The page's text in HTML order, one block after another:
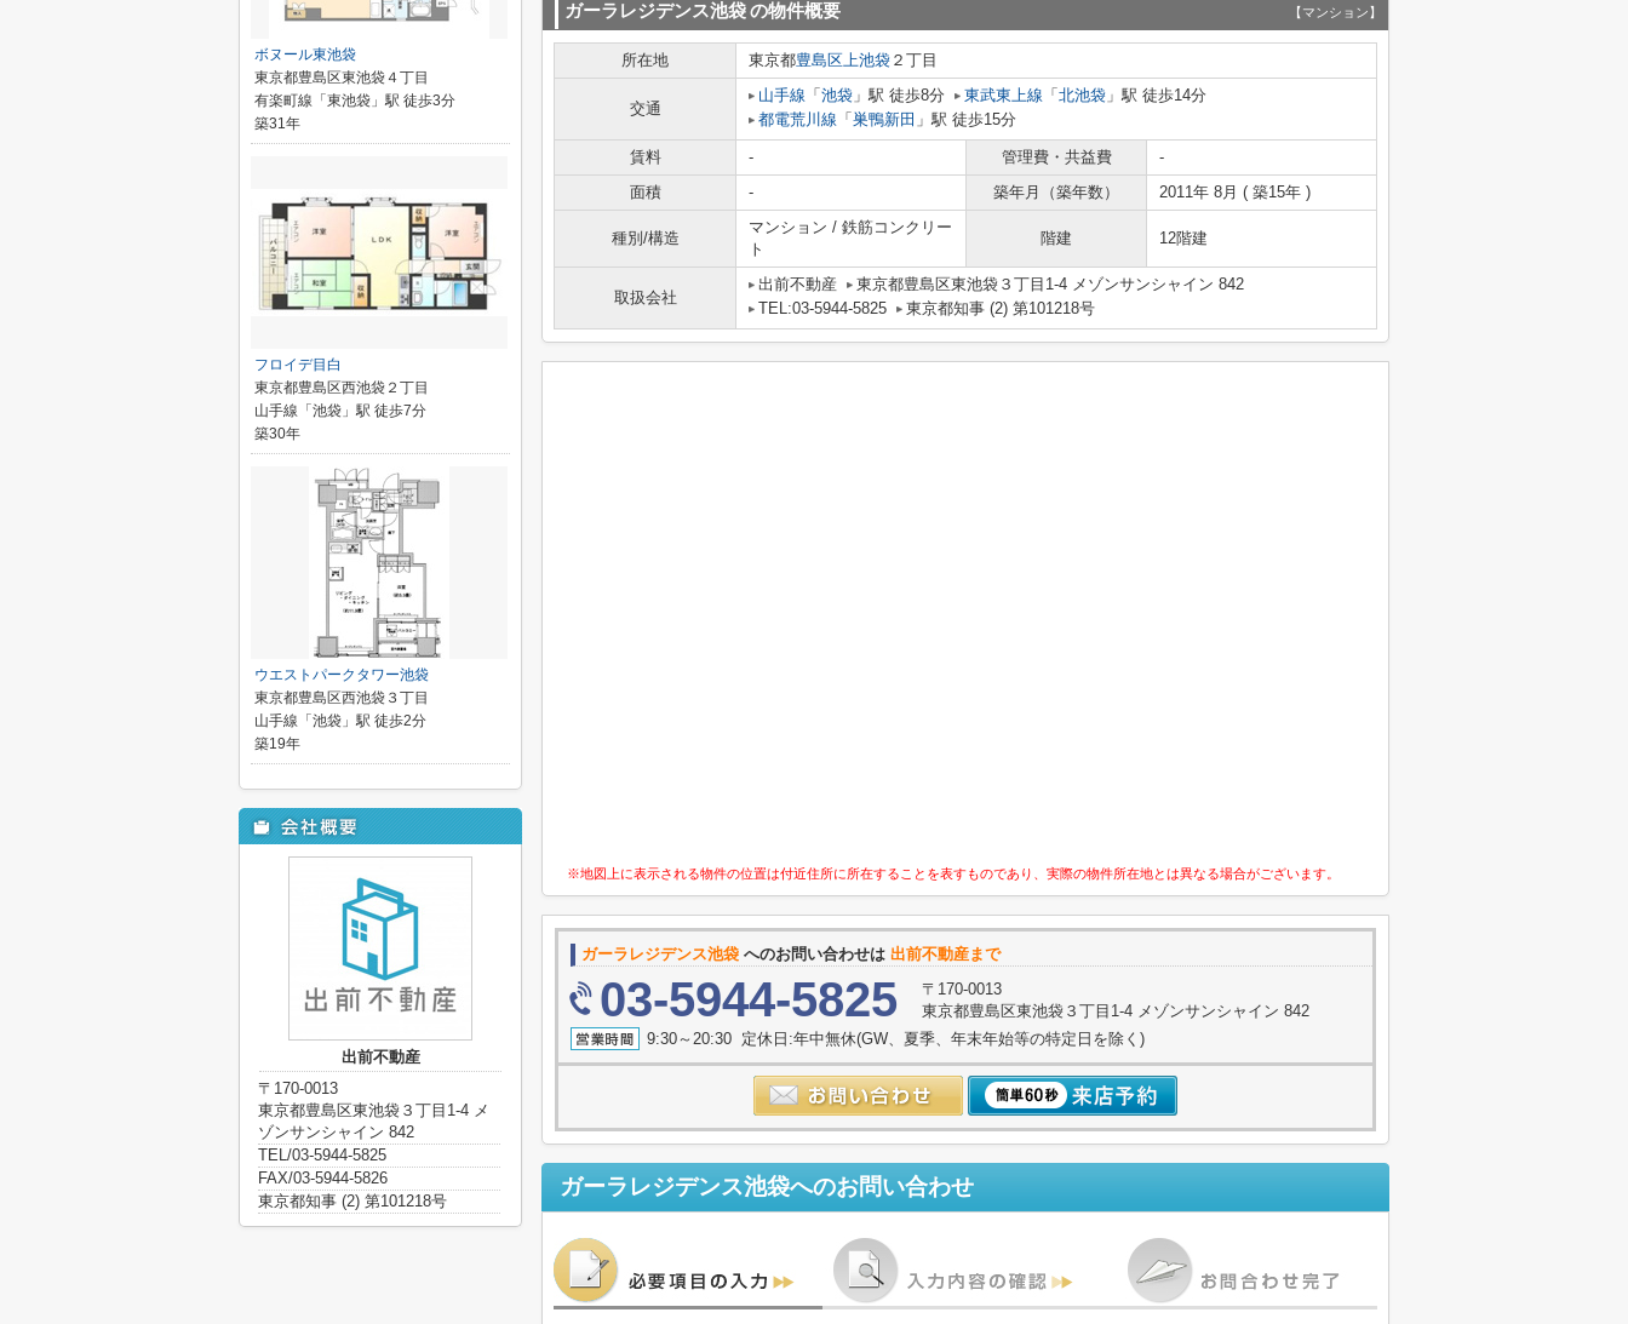
ガーラレジデンス池袋の物件概要 【マンション】
所在地 東京都豊島区上池袋 ２丁目
交通
山手線 「 池袋 」駅 徒歩8分 東武東上線 「 北池袋 」駅 徒歩14分
都電荒川線 「 巣鴨新田 」駅 徒歩15分
賃料 - 管理費・共益費
-
面積
- 築年月（築年数） 2011年 8月 ( 築15年 )
種別/構造
マンション / 鉄筋コンクリー
ト
階建 12階建
取扱会社
出前不動産
東京都豊島区東池袋３丁目1-4 メゾンサンシャイン 842
TEL:03-5944-5825
東京都知事 (2) 第101218号
※地図上に表示される物件の位置は付近住所に所在することを表すものであり、実際の物件所在地とは異なる場合がございます。
ガーラレジデンス池袋 へのお問い合わせは 出前不動産まで
03-5944-5825
〒170-0013
東京都豊島区東池袋３丁目1-4 メゾンサンシャイン 842
9:30～20:30 定休日:年中無休(GW、夏季、年末年始等の特定日を除く)
ガーラレジデンス池袋へのお問い合わせ
ボヌール東池袋
東京都豊島区東池袋４丁目
有楽町線「東池袋」駅 徒歩3分
築31年
フロイデ目白
東京都豊島区西池袋２丁目
山手線「池袋」駅 徒歩7分
築30年
ウエストパークタワー池袋
東京都豊島区西池袋３丁目
山手線「池袋」駅 徒歩2分
築19年
出前不動産
〒170-0013
東京都豊島区東池袋３丁目1-4 メ
ゾンサンシャイン 842
TEL/03-5944-5825
FAX/03-5944-5826
東京都知事 (2) 第101218号